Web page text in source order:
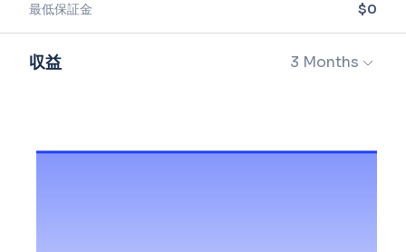
最低保証金
$0
収益 3 Months